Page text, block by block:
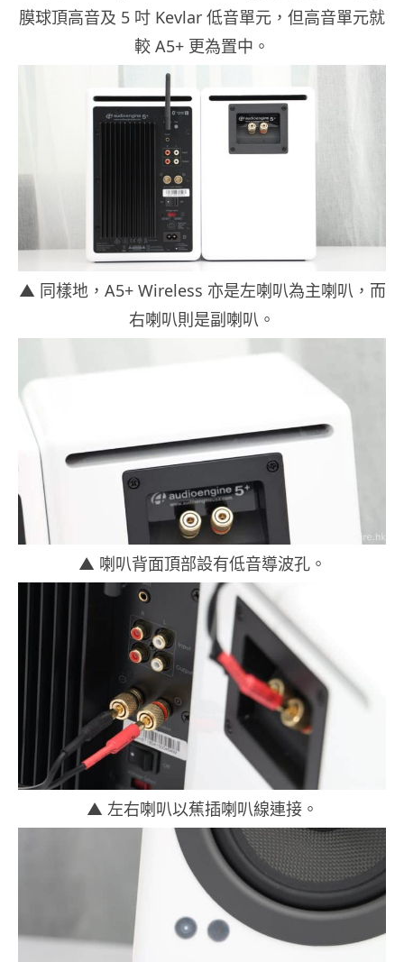
膜球頂高音及 5 吋 Kevlar 低音單元，但高音單元就
較 A5+ 更為置中。
▲ 同樣地，A5+ Wireless 亦是左喇叭為主喇叭，而
右喇叭則是副喇叭。
▲ 喇叭背面頂部設有低音導波孔。
▲ 左右喇叭以蕉插喇叭線連接。